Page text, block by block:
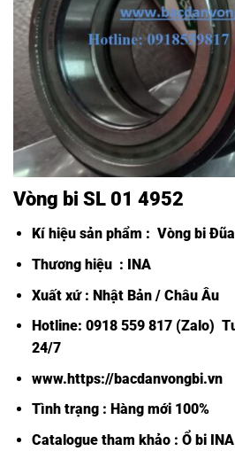
Vòng bi SL 01 4952
Kí hiệu sản phẩm : Vòng bi
Thương hiệu : INA
Xuất xứ : Nhật Bản / Châu Âu
Hotline: 0918 559 817 (Zalo)
24/7
www.https://bacdanvongbi.vn
Tình trạng : Hàng mới 100%
Catalogue tham khảo : Ổ bi INA